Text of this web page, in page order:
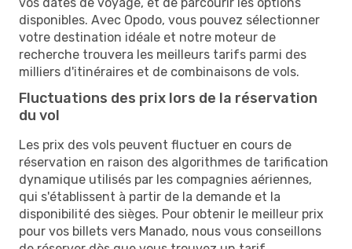
disponibles. Avec Opodo, vous pouvez sélectionner
votre destination idéale et notre moteur de
recherche trouvera les meilleurs tarifs parmi des
milliers d'itinéraires et de combinaisons de vols.
Fluctuations des prix lors de la réservation
du vol
Les prix des vols peuvent fluctuer en cours de
réservation en raison des algorithmes de tarification
dynamique utilisés par les compagnies aériennes,
qui s'établissent à partir de la demande et la
disponibilité des sièges. Pour obtenir le meilleur prix
pour vos billets vers Manado, nous vous conseillons